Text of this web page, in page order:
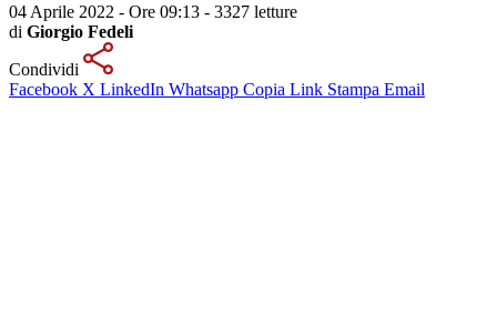
04 Aprile 2022 - Ore 09:13 - 3327 letture
di Giorgio Fedeli
Condividi
Facebook X LinkedIn Whatsapp Copia Link Stampa Email